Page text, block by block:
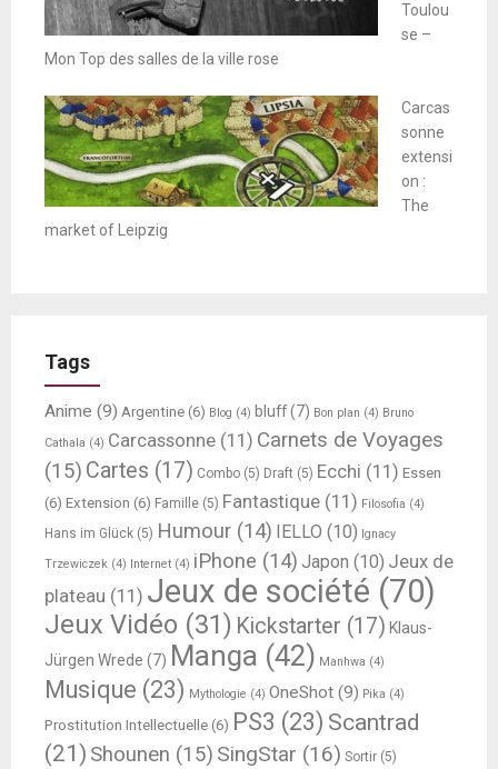
Toulou
se –
Mon Top des salles de la ville rose
Carcas
sonne
extensi
on :
The
market of Leipzig
Tags
Anime (9) Argentine (6) Blog (4) bluff(7) Bon plan (4) Bruno
Cathala (4) Carcassonne (11) Carnets de Voyages
(15) Cartes (17) Combo (5) Draft (5) Ecchi (11) Essen
(6) Extension (6) Famille (5) Fantastique (11) Filosofia (4)
Hans im Glück (5) Humour (14) IELLO (10) Ignacy
Trzewiczek (4) Internet (4) iPhone (14) Japon (10) Jeux de
plateau (11) Jeux de société (70)
Jeux Vidéo (31) Kickstarter (17) Klaus-
Jürgen Wrede (7) Manga (42) Manhwa (4)
Musique (23) Mythologie (4) OneShot (9) Pika (4)
Prostitution Intellectuelle (6) PS3 (23) Scantrad
(21) Shounen (15) SingStar (16) Sortir (5)